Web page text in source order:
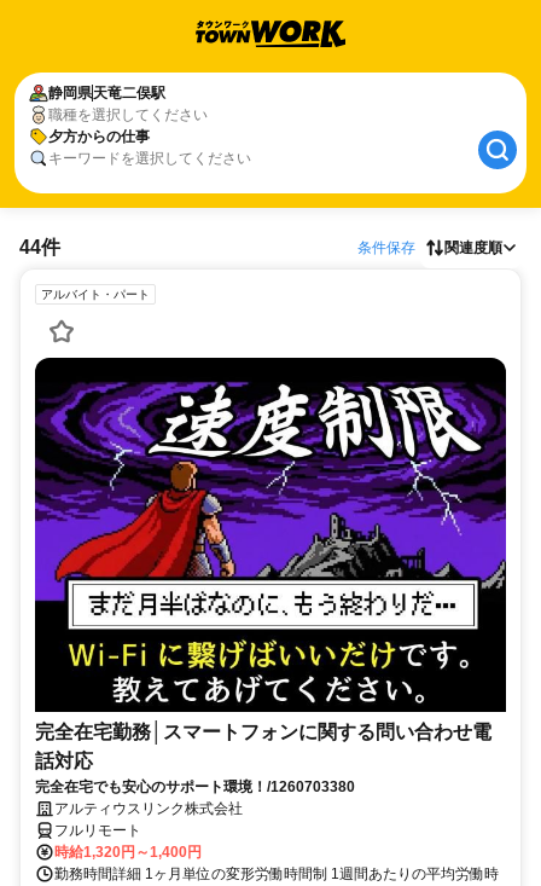
静岡県天竜二俣駅
職種を選択してください
夕方からの仕事
キーワードを選択してください
44件 条件保存 関連度順
アルバイト・パート
完全在宅勤務│スマートフォンに関する問い合わせ電
話対応
完全在宅でも安心のサポート環境！/1260703380
アルティウスリンク株式会社
フルリモート
時給1,320円～1,400円
勤務時間詳細 1ヶ月単位の変形労働時間制 1週間あたりの平均労働時